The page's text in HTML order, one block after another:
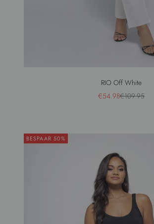
RIO Off White
Aanbiedingsprijs
€54.98Normale prijs
€109.95
BESPAAR 50%